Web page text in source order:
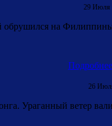
29 Июля
на Филиппины
Подробнее
26
Ураганный ветер